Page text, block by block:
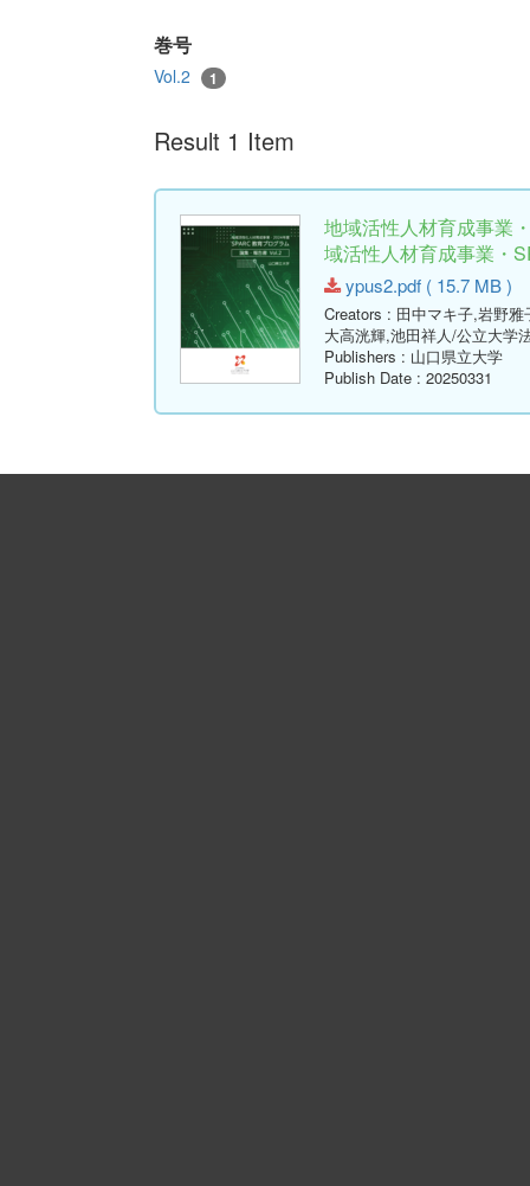
巻号
Vol.2 1
Result 1 Item
地域活性人材育成事業
域活性人材育成事業・
ypus2.pdf ( 15.7 MB )
Creators : 田中マキ子,岩野
大高洸輝,池田祥人/公立大
Publishers : 山口県立大学
Publish Date : 20250331